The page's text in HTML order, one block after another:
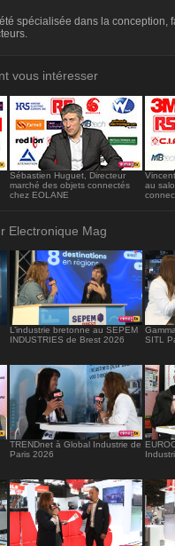
iframe>
spécialisée dans la conception,
vous intéresser
Sébastien Huguet, Directeur
marché des objets connectés
chez EOLANE
au
Electronique Mag
L’industrie bretonne au SEPEM
INDUSTRIES de Brest 2026
SITL
TRENDnet à Global Industrie de
Paris 2026